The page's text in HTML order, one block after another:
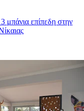
μπάνια επίπεδη στην